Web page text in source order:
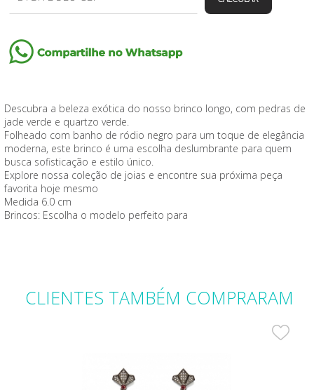
Descubra a beleza exótica do nosso brinco longo, com pedras de
jade verde e quartzo verde.
Folheado com banho de ródio negro para um toque de elegância
moderna, este brinco é uma escolha deslumbrante para quem
busca sofisticação e estilo único.
Explore nossa coleção de joias e encontre sua próxima peça
favorita hoje mesmo
Medida 6.0 cm
Brincos: Escolha o modelo perfeito para
CLIENTES TAMBÉM COMPRARAM